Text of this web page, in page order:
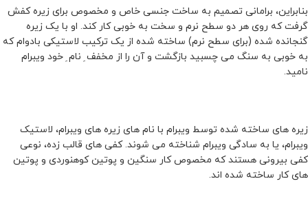
بنابراین، برامانی تصمیم به ساخت جنسی خاص و مخصوص برای زیره کفش
گرفت که روی هر دو سطح نرم و سخت به خوبی کار کند. او با یک زیره
گنجانده شده (برای سطح نرم) ساخته شده از یک ترکیب لاستیکی بادوام که
به خوبی به سنگ می چسبید بازگشت و آن را از مخفف ِ نام ِ خود ویبرام
نامید.
زیره های ساخته شده توسط ویبرام با نام های زیره های ویبرام، لاستیک
ویبرام، یا به سادگی ویبرام شناخته می شوند. کفی های قالب زده، نوعی
کفی بیرونی هستند که مخصوص کار سنگین و پوتین کوهنوردی و پوتین
های کار ساخته شده اند.